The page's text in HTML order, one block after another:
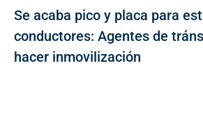
Se acaba pico y placa para
conductores: Agentes de
hacer inmovilización